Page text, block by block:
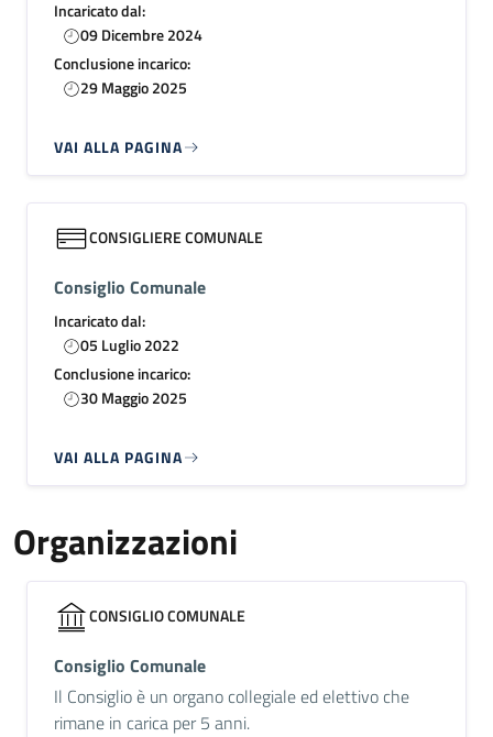
Incaricato dal:
09 Dicembre 2024
Conclusione incarico:
29 Maggio 2025
VAI ALLA PAGINA
CONSIGLIERE COMUNALE
Consiglio Comunale
Incaricato dal:
05 Luglio 2022
Conclusione incarico:
30 Maggio 2025
VAI ALLA PAGINA
Organizzazioni
CONSIGLIO COMUNALE
Consiglio Comunale
Il Consiglio è un organo collegiale ed elettivo che
rimane in carica per 5 anni.